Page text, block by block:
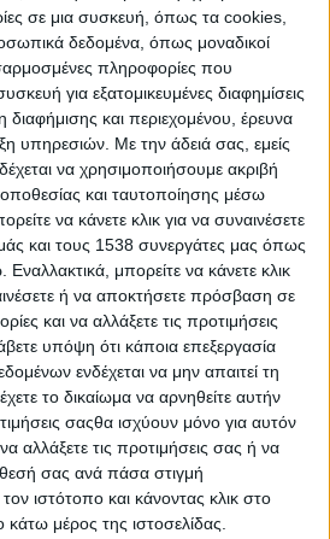
σε μια συσκευή, όπως τα cookies,
δεδομένα, όπως μοναδικοί
πληροφορίες που
για εξατομικευμένες διαφημίσεις
διαφήμισης και περιεχομένου, έρευνα
υπηρεσιών. Με την άδειά σας, εμείς
να χρησιμοποιήσουμε ακριβή
και ταυτοποίησης μέσω
να κάνετε κλικ για να συναινέσετε
και τους 1538 συνεργάτες μας όπως
μπορείτε να κάνετε κλικ
ή να αποκτήσετε πρόσβαση σε
και να αλλάξετε τις προτιμήσεις
υπόψη ότι κάποια επεξεργασία
ενδέχεται να μην απαιτεί τη
το δικαίωμα να αρνηθείτε αυτήν
σαςθα ισχύουν μόνο για αυτόν
αλλάξετε τις προτιμήσεις σας ή να
σας ανά πάσα στιγμή
ιστότοπο και κάνοντας κλικ στο
μέρος της ιστοσελίδας.
αλλά και για όλη τη
Θεάτρου» από το 2009
ότι η κουβέντα
ήταν διπλάσια σε έκταση. Η
ανάρτησης του διαδικτύου,
της καθημερινότητας δεν
είμαστε όμως και ευκαιρίες
για τη συνέχισή της, αφού
πάντα να «στήνει» ιστορίες